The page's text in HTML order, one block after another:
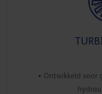
Ontwikkeld voor